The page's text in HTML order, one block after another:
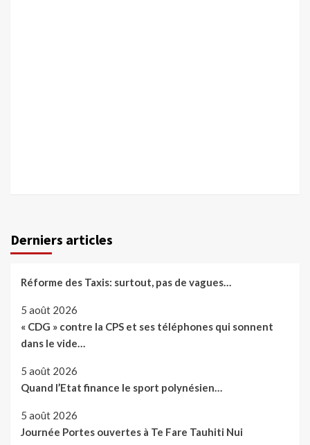
Derniers articles
Réforme des Taxis: surtout, pas de vagues…
5 août 2026
« CDG » contre la CPS et ses téléphones qui sonnent
dans le vide…
5 août 2026
Quand l’Etat finance le sport polynésien…
5 août 2026
Journée Portes ouvertes à Te Fare Tauhiti Nui